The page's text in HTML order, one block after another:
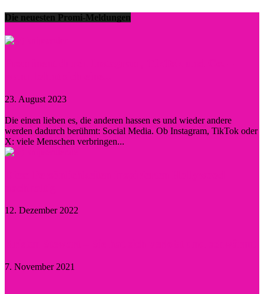
Die neuesten Promi-Meldungen
23. August 2023
Die einen lieben es, die anderen hassen es und wieder andere
werden dadurch berühmt: Social Media. Ob Instagram, TikTok oder
X: viele Menschen verbringen...
12. Dezember 2022
7. November 2021